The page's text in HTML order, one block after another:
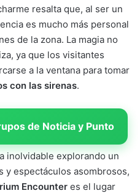
resalta que, al ser un
es mucho más personal
de la zona. La magia no
ya que los visitantes
a la ventana para tomar
con las sirenas.
de Noticia y Punto
inolvidable explorando un
y espectáculos asombrosos,
Encounter es el lugar